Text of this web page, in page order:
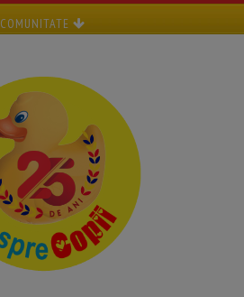
COMUNITATE